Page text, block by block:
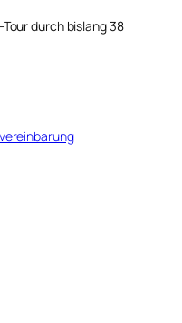
durch bislang 38